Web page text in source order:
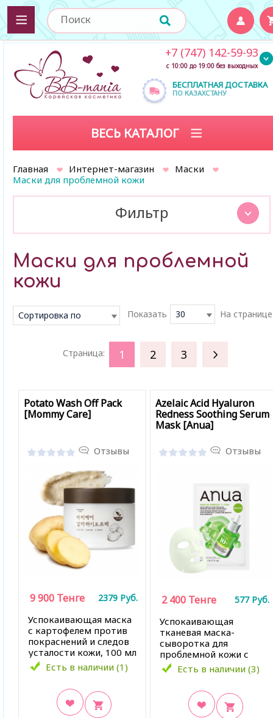
БЕСПЛАТНАЯ ДОСТАВКА
ПО КАЗАХСТАНУ
+7 (747) 142-59-93
с 10:00 до 19:00 без выходных
ВЕСЬ КАТАЛОГ
Главная Интернет-магазин
Маски
Маски для проблемной кожи
Фильтр
Маски для проблемной
кожи
Сортировка по
умолчанию
Показать 30 На странице
Страница: 1 2 3
Potato Wash Off Pack
[Mommy Care]
Отзывы
Успокаивающая маска
с картофелем против
покраснений и следов
усталости кожи, 100 мл
Есть в наличии (1)
9 900 Тенге 2379 Руб.
Azelaic Acid Hyaluron
Redness Soothing Serum
Mask [Anua]
Отзывы
Успокаивающая
тканевая маска-
сыворотка для
проблемной кожи с
азелаиновой и
гиалуроновой
Есть в наличии (3)
2 400 Тенге 577 Руб.